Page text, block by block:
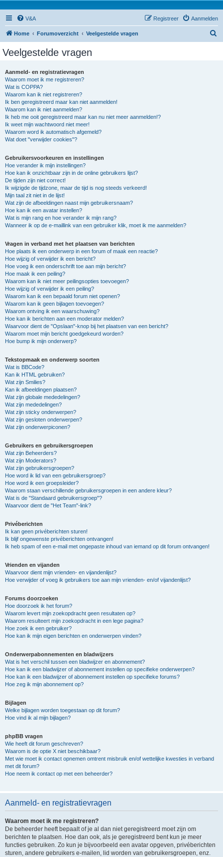
V&A Aanmelden
Registreer
Home Forumoverzicht Veelgestelde vragen
Veelgestelde vragen
Aanmeld- en registratievragen
Waarom moet ik me registreren?
Wat is COPPA?
Waarom kan ik niet registreren?
Ik ben geregistreerd maar kan niet aanmelden!
Waarom kan ik niet aanmelden?
Ik heb me ooit geregistreerd maar kan nu niet meer aanmelden!?
Ik weet mijn wachtwoord niet meer!
Waarom word ik automatisch afgemeld?
Wat doet "verwijder cookies"?
Gebruikersvoorkeuren en instellingen
Hoe verander ik mijn instellingen?
Hoe kan ik onzichtbaar zijn in de online gebruikers lijst?
De tijden zijn niet correct!
Ik wijzigde de tijdzone, maar de tijd is nog steeds verkeerd!
Mijn taal zit niet in de lijst!
Wat zijn de afbeeldingen naast mijn gebruikersnaam?
Hoe kan ik een avatar instellen?
Wat is mijn rang en hoe verander ik mijn rang?
Wanneer ik op de e-maillink van een gebruiker klik, moet ik me aanmelden?
Vragen in verband met het plaatsen van berichten
Hoe plaats ik een onderwerp in een forum of maak een reactie?
Hoe wijzig of verwijder ik een bericht?
Hoe voeg ik een onderschrift toe aan mijn bericht?
Hoe maak ik een peiling?
Waarom kan ik niet meer peilingsopties toevoegen?
Hoe wijzig of verwijder ik een peiling?
Waarom kan ik een bepaald forum niet openen?
Waarom kan ik geen bijlagen toevoegen?
Waarom ontving ik een waarschuwing?
Hoe kan ik berichten aan een moderator melden?
Waarvoor dient de "Opslaan"-knop bij het plaatsen van een bericht?
Waarom moet mijn bericht goedgekeurd worden?
Hoe bump ik mijn onderwerp?
Tekstopmaak en onderwerp soorten
Wat is BBCode?
Kan ik HTML gebruiken?
Wat zijn Smilies?
Kan ik afbeeldingen plaatsen?
Wat zijn globale mededelingen?
Wat zijn mededelingen?
Wat zijn sticky onderwerpen?
Wat zijn gesloten onderwerpen?
Wat zijn onderwerpiconen?
Gebruikers en gebruikersgroepen
Wat zijn Beheerders?
Wat zijn Moderators?
Wat zijn gebruikersgroepen?
Hoe word ik lid van een gebruikersgroep?
Hoe word ik een groepsleider?
Waarom staan verschillende gebruikersgroepen in een andere kleur?
Wat is de "Standaard gebruikersgroep"?
Waarvoor dient de "Het Team"-link?
Privéberichten
Ik kan geen privéberichten sturen!
Ik blijf ongewenste privéberichten ontvangen!
Ik heb spam of een e-mail met ongepaste inhoud van iemand op dit forum ontvangen!
Vrienden en vijanden
Waarvoor dient mijn vrienden- en vijandenlijst?
Hoe verwijder of voeg ik gebruikers toe aan mijn vrienden- en/of vijandenlijst?
Forums doorzoeken
Hoe doorzoek ik het forum?
Waarom levert mijn zoekopdracht geen resultaten op?
Waarom resulteert mijn zoekopdracht in een lege pagina?
Hoe zoek ik een gebruiker?
Hoe kan ik mijn eigen berichten en onderwerpen vinden?
Onderwerpabonnementen en bladwijzers
Wat is het verschil tussen een bladwijzer en abonnement?
Hoe kan ik een bladwijzer of abonnement instellen op specifieke onderwerpen?
Hoe kan ik een bladwijzer of abonnement instellen op specifieke forums?
Hoe zeg ik mijn abonnement op?
Bijlagen
Welke bijlagen worden toegestaan op dit forum?
Hoe vind ik al mijn bijlagen?
phpBB vragen
Wie heeft dit forum geschreven?
Waarom is de optie X niet beschikbaar?
Met wie moet ik contact opnemen omtrent misbruik en/of wettelijke kwesties in verband
met dit forum?
Hoe neem ik contact op met een beheerder?
Aanmeld- en registratievragen
Waarom moet ik me registreren?
De beheerder heeft bepaalt of je al dan niet geregistreerd moet zijn om
berichten te plaatsen. Hoe dan ook, als je geregistreerd bent kun je meer
functies gebruiken. Zo kun je bijvoorbeeld een avatar opgeven, privéberichten
sturen, andere gebruikers e-mailen, lid worden van gebruikersgroepen, enz.